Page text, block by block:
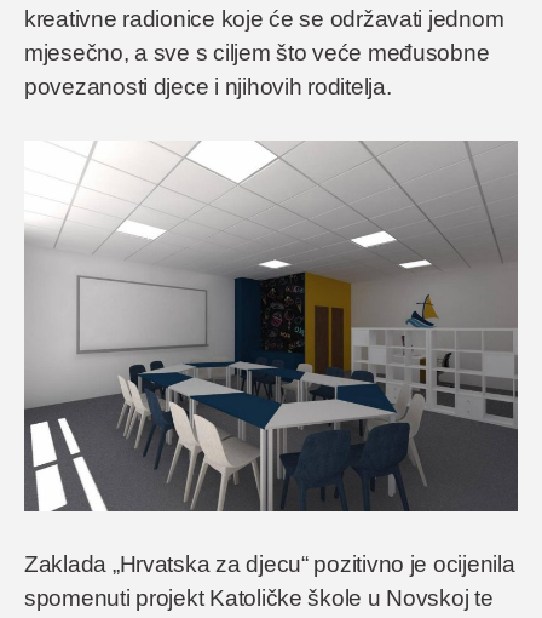
kreativne radionice koje će se održavati jednom
mjesečno, a sve s ciljem što veće međusobne
povezanosti djece i njihovih roditelja.
Zaklada „Hrvatska za djecu“ pozitivno je ocijenila
spomenuti projekt Katoličke škole u Novskoj te